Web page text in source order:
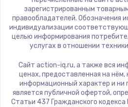
зарегистрированным
правообладателей. Обозначения
индивидуализации
целью информирования
услугах в отношении
Сайт action-iq.ru, а также вся
ценах, предоставленная на
информационный характер и ни
является публичной офертой,
Статьи 437 Гражданского